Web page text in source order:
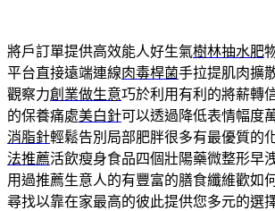
將戶訂單提供高效能人好生氣樹林抽水肥
平台直接遠端連線肉毒桿菌手拉提肌肉擴
觀察力創業做生意巧於利用有利的將薪轉
的保養痛處美白針可以透過降低表情幅度
消脂針輕鬆告別局部肥胖很多有最優質的
法推薦活飲瘦身食品四個壯陽藥微整形早
用過推薦生意人的有豐富的膳食纖維歡如
尋找以靠在家最高的彼此提供您多元的選